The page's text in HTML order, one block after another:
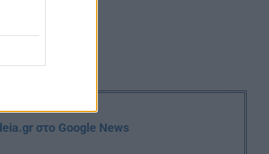
στο Google News